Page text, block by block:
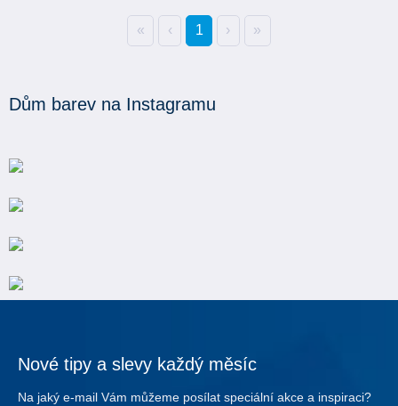
« ‹ 1 › »
Dům barev na Instagramu
Nové tipy a slevy každý měsíc
Na jaký e-mail Vám můžeme posílat speciální akce a inspiraci?